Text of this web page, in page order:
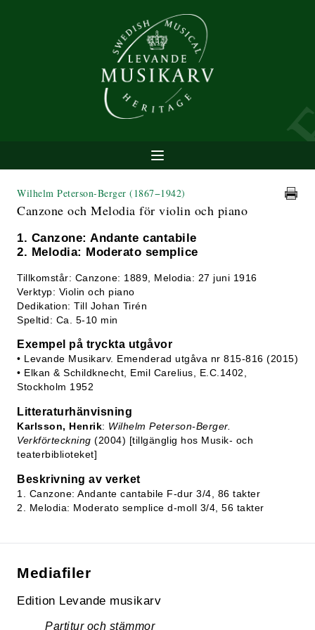
Wilhelm Peterson-Berger (1867−1942)
Canzone och Melodia för violin och piano
1. Canzone: Andante cantabile
2. Melodia: Moderato semplice
Tillkomstår: Canzone: 1889, Melodia: 27 juni 1916
Verktyp: Violin och piano
Dedikation: Till Johan Tirén
Speltid: Ca. 5-10 min
Exempel på tryckta utgåvor
• Levande Musikarv. Emenderad utgåva nr 815-816 (2015)
• Elkan & Schildknecht, Emil Carelius, E.C.1402,
Stockholm 1952
Litteraturhänvisning
Karlsson, Henrik: Wilhelm Peterson-Berger.
Verkförteckning (2004) [tillgänglig hos Musik- och
teaterbiblioteket]
Beskrivning av verket
1. Canzone: Andante cantabile F-dur 3/4, 86 takter
2. Melodia: Moderato semplice d-moll 3/4, 56 takter
Mediafiler
Edition Levande musikarv
Partitur och stämmor